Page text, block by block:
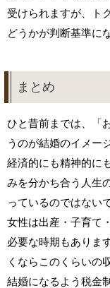
受けられますが、ト
どうかが判断基準に
まとめ
ひと昔前までは、「
うのが結婚のイメー
経済的にも精神的に
みを分かち合う人生
っているのではない
女性は出産・子育て
必要な時期もありま
くならこのくらいの
結婚になるよう税金